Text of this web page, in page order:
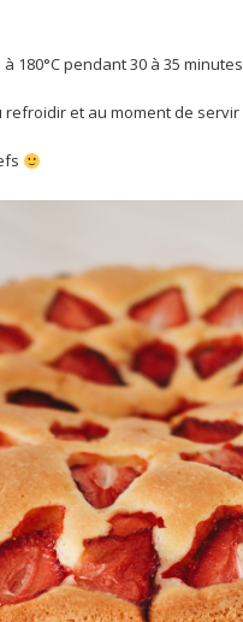
180°C pendant 30 à 35
et au moment de